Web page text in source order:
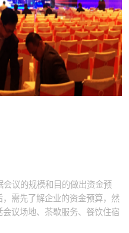
议的规模和目的做出资金预
需先了解企业的资金预算，然
议场地、茶歇服务、餐饮住宿